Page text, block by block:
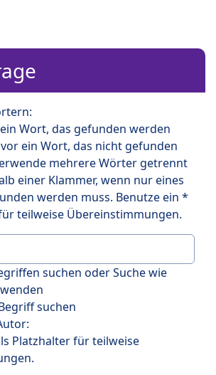
Wort, das gefunden werden
vor ein Wort, das nicht gefunden
mehrere Wörter getrennt
einer Klammer, wenn nur eines
werden muss. Benutze ein *
teilweise Übereinstimmungen.
suchen oder Suche wie
suchen
Platzhalter für teilweise